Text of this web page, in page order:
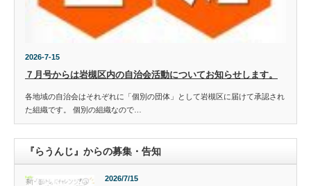
2026-7-15
７月号からは岩槻区内の自治会活動についてお知らせします。
各地域の自治会はそれぞれに「個別の団体」として岩槻区に届けて承認され
た組織です。 個別の組織なので…
『らうんじ』からの募集・告知
2026/7/15